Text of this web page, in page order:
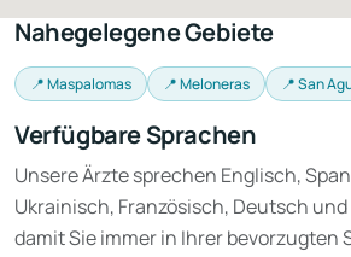
Nahegelegene Gebiete
📍 Maspalomas 📍 Meloneras 📍 San
Verfügbare Sprachen
Unsere Ärzte sprechen Englisch,
Ukrainisch, Französisch, Deutsch
damit Sie immer in Ihrer bevorzugten